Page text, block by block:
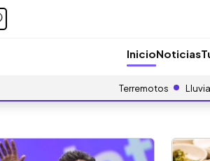
InicioNoticias
Terremotos